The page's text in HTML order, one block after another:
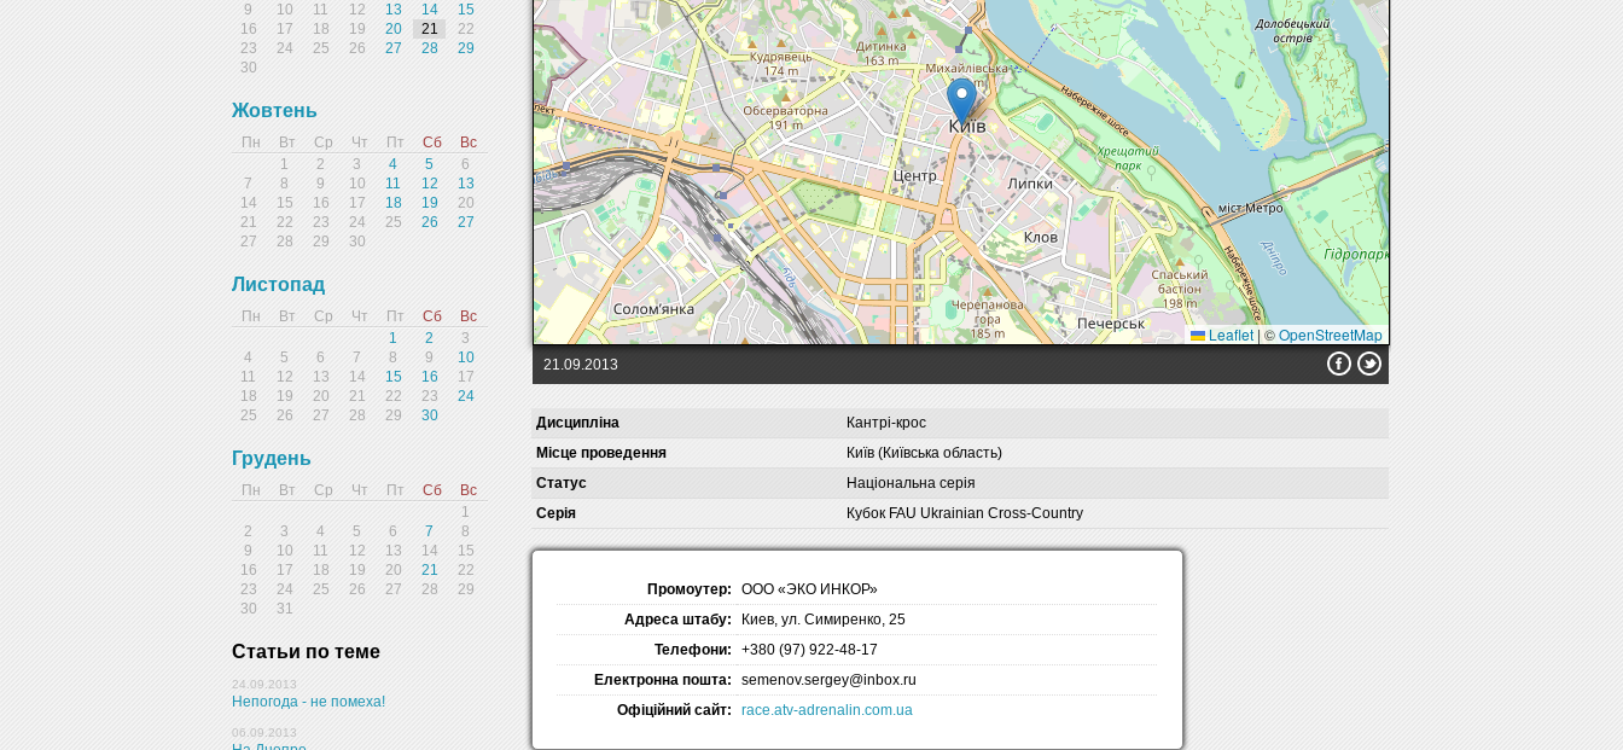
9
10 11 12 13 14
15
16
17 18 19 20 21
22
23
24 25 26 27 28
29
30
Жовтень
Пн Вт Ср Чт Пт Сб
Вс
1
2 3 4 5
6
7
8 9 10 11 12
13
14
15 16 17 18 19
20
21
22 23 24 25 26
27
27
28 29 30
Листопад
Пн Вт Ср Чт Пт Сб
Вс
1
2
3
4
5 6 7 8 9
10
11
12 13 14 15 16
17
18
19 20 21 22 23
24
25
26 27 28 29 30
Грудень
Пн Вт Ср Чт Пт Сб
Вс
1
2
3 4 5 6 7
8
9
10 11 12 13 14
15
16
17 18 19 20 21
22
23
24 25 26 27 28
29
30
31
Статьи по теме
24.09.2013
Непогода - не помеха!
06.09.2013
Leaflet |©OpenStreetMap
21.09.2013
Дисципліна
Кантрі-крос
Місце проведення
Київ (Київська область)
Статус
Національна серія
Серія
Кубок FAU Ukrainian Cross-Country
Промоутер:
ООО «ЭКО ИНКОР»
Адреса штабу:
Киев, ул. Симиренко, 25
Телефони:
+380 (97) 922-48-17
Електронна пошта:
semenov.sergey@inbox.ru
Офіційний сайт:
race.atv-adrenalin.com.ua